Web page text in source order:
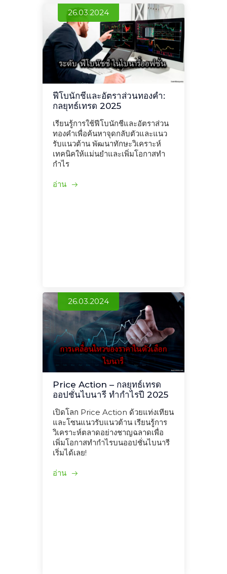
26.03.2024
ฟีโบนักชีและอัตราส่วนทองคำ:
กลยุทธ์เทรด 2025
เรียนรู้การใช้ฟีโบนักชีและอัตราส่วน
ทองคำเพื่อค้นหาจุดกลับตัวและแนว
รับแนวต้าน พัฒนาทักษะวิเคราะห์
เทคนิคให้แม่นยำและเพิ่มโอกาสทำ
กำไร
อ่าน
26.03.2024
Price Action – กลยุทธ์เทรด
ออปชั่นไบนารี ทำกำไรปี 2025
เปิดโลก Price Action ด้วยแท่งเทียน
และโซนแนวรับแนวต้าน เรียนรู้การ
วิเคราะห์ตลาดอย่างชาญฉลาดเพื่อ
เพิ่มโอกาสทำกำไรบนออปชั่นไบนารี
เริ่มได้เลย!
อ่าน